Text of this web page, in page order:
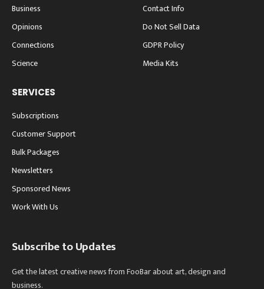
Business
Opinions
Connections
Science
Contact Info
Do Not Sell Data
GDPR Policy
Media Kits
SERVICES
Subscriptions
Customer Support
Bulk Packages
Newsletters
Sponsored News
Work With Us
Subscribe to Updates
Get the latest creative news from FooBar about art, design and
business.